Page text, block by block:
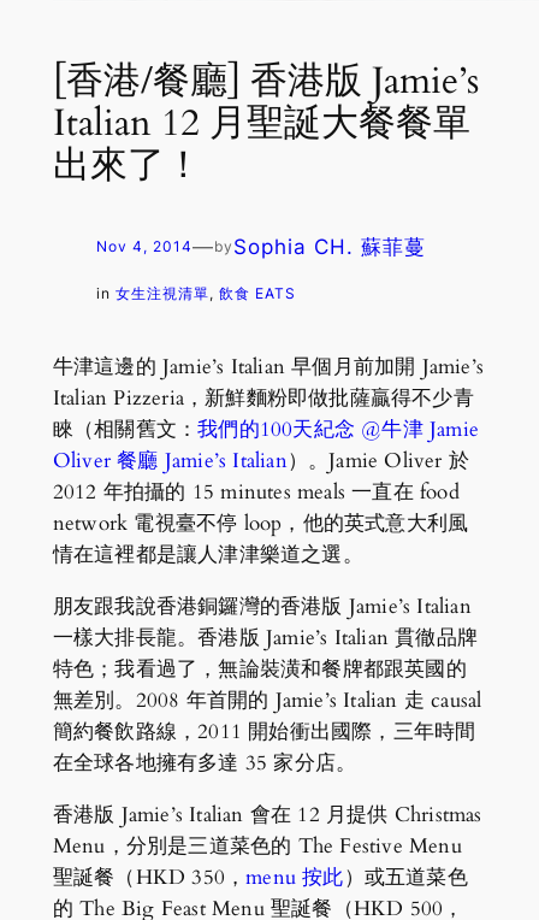
[香港/餐廳] 香港版 Jamie’s
Italian 12 月聖誕大餐餐單
出來了！
Nov 4, 2014—by Sophia CH. 蘇菲蔓
in 女生注視清單, 飲食 EATS
牛津這邊的 Jamie’s Italian 早個月前加開 Jamie’s
Italian Pizzeria，新鮮麵粉即做批薩贏得不少青
睞（相關舊文：我們的100天紀念 @牛津 Jamie
Oliver 餐廳 Jamie’s Italian）。Jamie Oliver 於
2012 年拍攝的 15 minutes meals 一直在 food
network 電視臺不停 loop，他的英式意大利風
情在這裡都是讓人津津樂道之選。
朋友跟我說香港銅鑼灣的香港版 Jamie’s Italian
一樣大排長龍。香港版 Jamie’s Italian 貫徹品牌
特色；我看過了，無論裝潢和餐牌都跟英國的
無差別。2008 年首開的 Jamie’s Italian 走 causal
簡約餐飲路線，2011 開始衝出國際，三年時間
在全球各地擁有多達 35 家分店。
香港版 Jamie’s Italian 會在 12 月提供 Christmas
Menu，分別是三道菜色的 The Festive Menu
聖誕餐（HKD 350，menu 按此）或五道菜色
的 The Big Feast Menu 聖誕餐（HKD 500，